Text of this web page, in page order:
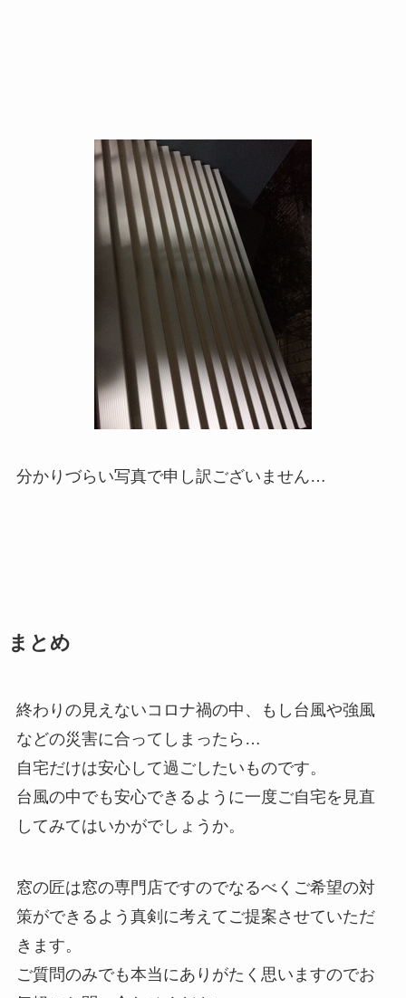
分かりづらい写真で申し訳ございません…
まとめ
終わりの見えないコロナ禍の中、もし台風や強風
などの災害に合ってしまったら…
自宅だけは安心して過ごしたいものです。
台風の中でも安心できるように一度ご自宅を見直
してみてはいかがでしょうか。
窓の匠は窓の専門店ですのでなるべくご希望の対
策ができるよう真剣に考えてご提案させていただ
きます。
ご質問のみでも本当にありがたく思いますのでお